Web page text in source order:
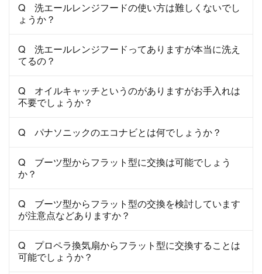
Q 洗エールレンジフードの使い方は難しくないでし
ょうか？
Q 洗エールレンジフードってありますが本当に洗え
てるの？
Q オイルキャッチというのがありますがお手入れは
不要でしょうか？
Q パナソニックのエコナビとは何でしょうか？
Q ブーツ型からフラット型に交換は可能でしょう
か？
Q ブーツ型からフラット型の交換を検討しています
が注意点などありますか？
Q プロペラ換気扇からフラット型に交換することは
可能でしょうか？